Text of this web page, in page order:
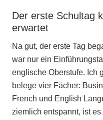
Der erste Schultag
erwartet
Na gut, der erste Tag
war nur ein
englische Oberstufe. Ich
belege vier Fächer:
French und English
ziemlich entspannt, ist